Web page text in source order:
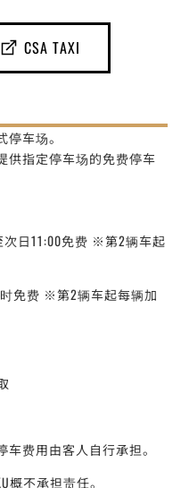
CSA TAXI
车场。
供指定停车场的免费停车
日11:00免费 ※第2辆车起
免费 ※第2辆车起每辆加
费用由客人自行承担。
概不承担责任。